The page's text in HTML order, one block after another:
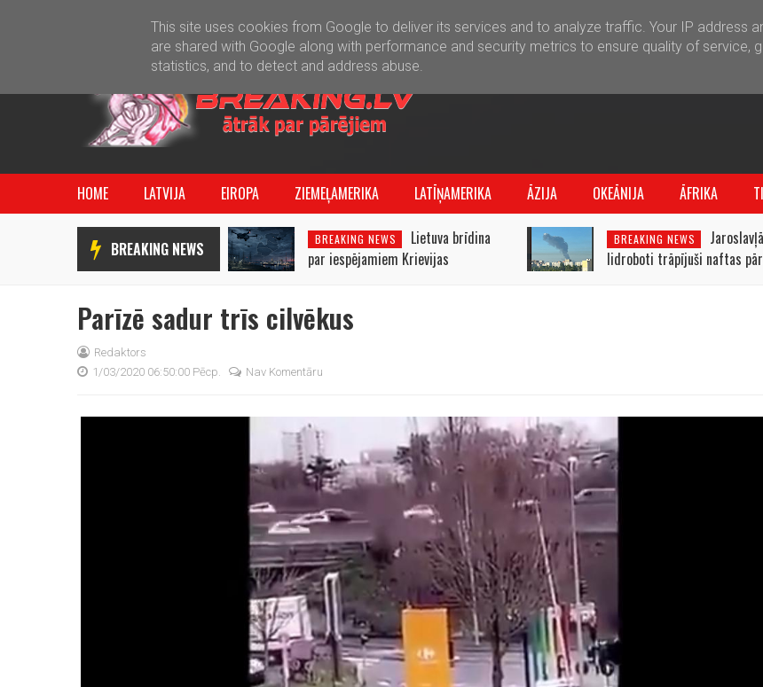
HOME LATVIJA EIROPA ZIEMEĻAMERIKA LATĪŅAMERIKA ĀZIJA OKEĀNIJA ĀFRIKA
BREAKING NEWS BREAKING NEWS
Lietuva brīdina
par iespējamiem Krievijas
BREAKING NEWS
Jaroslavļā
lidroboti trāpījuši naftas
Parīzē sadur trīs cilvēkus
Redaktors
1/03/2020 06:50:00 Pēcp.
Nav Komentāru
This site uses cookies from Google to deliver its services and to analyze traffic. Your IP address
are shared with Google along with performance and security metrics to ensure quality of service,
statistics, and to detect and address abuse.